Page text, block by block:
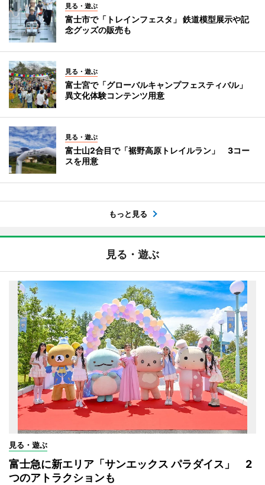
見る・遊ぶ
富士市で「トレインフェスタ」 鉄道模型展示や記
念グッズの販売も
見る・遊ぶ
富士宮で「グローバルキャンプフェスティバル」
異文化体験コンテンツ用意
見る・遊ぶ
富士山2合目で「裾野高原トレイルラン」 3コー
スを用意
もっと見る
見る・遊ぶ
見る・遊ぶ
富士急に新エリア「サンエックス パラダイス」 2
つのアトラクションも